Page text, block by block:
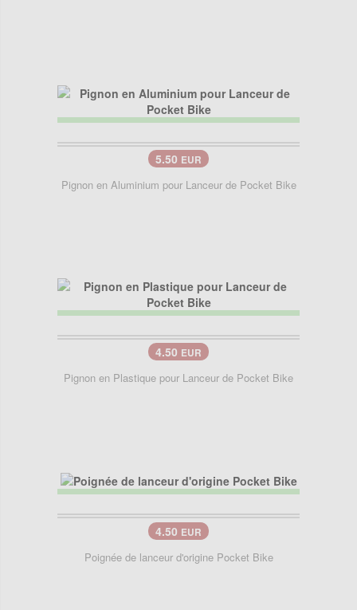
5.50 EUR
Pignon en Aluminium pour Lanceur de Pocket Bike
4.50 EUR
Pignon en Plastique pour Lanceur de Pocket Bike
4.50 EUR
Poignée de lanceur d'origine Pocket Bike